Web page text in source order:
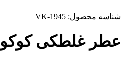
شناسه محصول: VK-1945
عطر غلطکی کوکو